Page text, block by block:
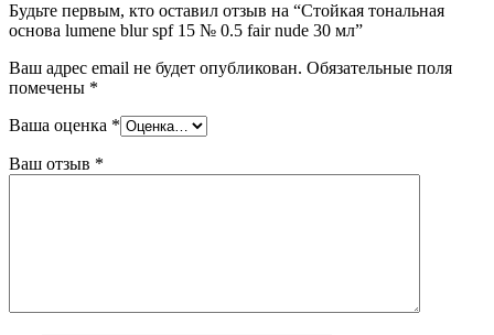
Будьте первым, кто оставил отзыв на “Стойкая тональная
основа lumene blur spf 15 № 0.5 fair nude 30 мл”
Ваш адрес email не будет опубликован. Обязательные поля
помечены *
Ваша оценка *
Ваш отзыв *